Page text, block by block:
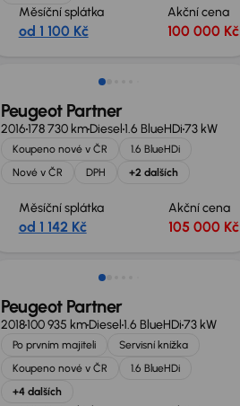
Měsíční splátka
od 1 100 Kč
Akční cena
100 000 Kč
Možnost odpočtu DPH
Peugeot Partner
2016178 730 kmDiesel1.6 BlueHDi73 kW
Koupeno nové v ČR
1.6 BlueHDi
Nové v ČR
DPH +2 dalších
Měsíční splátka
od 1 142 Kč
Akční cena
105 000 Kč
Zlevněno o 10 000 Kč
Peugeot Partner
2018100 935 kmDiesel1.6 BlueHDi73 kW
Po prvním majiteli
Servisní knížka
Koupeno nové v ČR
1.6 BlueHDi
+4 dalších